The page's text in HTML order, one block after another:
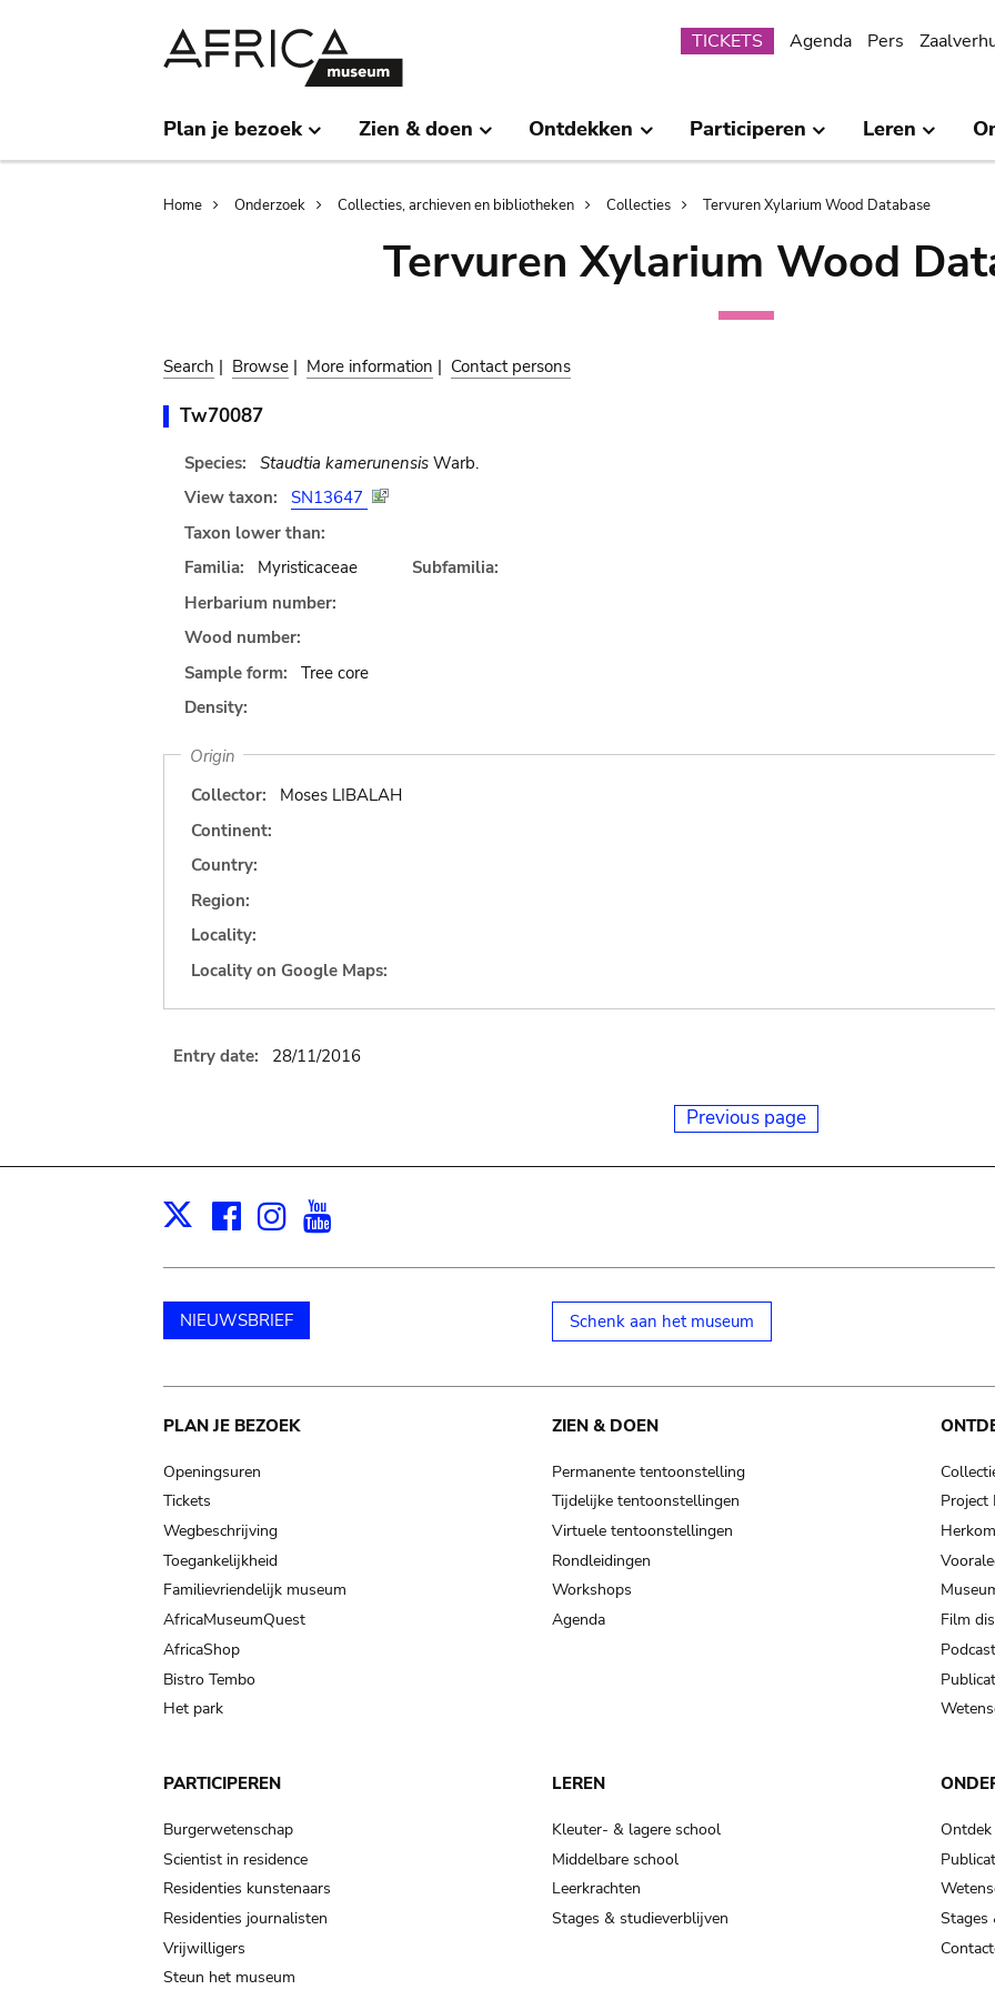
Submenu
TICKETS Agenda Pers
Plan je bezoek Zien & doen Ontdekken Participeren Leren
Breadcrumb
Home Onderzoek Collecties, archieven en bibliotheken Collecties Tervuren Xylarium Wood Database
Tervuren Xylarium Wood
Search | Browse | More information | Contact persons
Tw70087
Species: Staudtia kamerunensisWarb.
View taxon:
SN13647
Taxon lower than:
Familia:
Myristicaceae
Subfamilia:
Herbarium number:
Wood number:
Sample form:
Tree core
Density:
Origin
Collector:
Moses LIBALAH
Continent:
Country:
Region:
Locality:
Locality on Google Maps:
Entry date: 28/11/2016
Previous page
X Facebook
Instagram
NIEUWSBRIEF Schenk aan het museum
Main
navigation
PLAN JE BEZOEK
Openingsuren
Tickets
Wegbeschrijving
Toegankelijkheid
Familievriendelijk museum
AfricaMuseumQuest
AfricaShop
Bistro Tembo
Het park
ZIEN & DOEN
Permanente tentoonstelling
Tijdelijke tentoonstellingen
Virtuele tentoonstellingen
Rondleidingen
Workshops
Agenda
Project
Film
PARTICIPEREN
Burgerwetenschap
Scientist in residence
Residenties kunstenaars
Residenties journalisten
Vrijwilligers
Steun het museum
LEREN
Kleuter- & lagere school
Middelbare school
Leerkrachten
Stages & studieverblijven
Stages